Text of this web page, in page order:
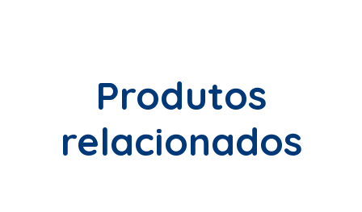
Produtos
relacionados